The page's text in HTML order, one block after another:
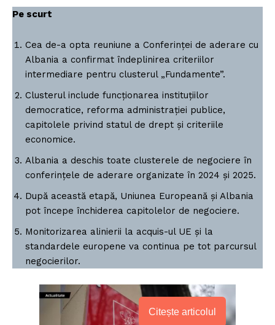
Pe scurt
Cea de-a opta reuniune a Conferinței de aderare cu
Albania a confirmat îndeplinirea criteriilor
intermediare pentru clusterul „Fundamente”.
Clusterul include funcționarea instituțiilor
democratice, reforma administrației publice,
capitolele privind statul de drept și criteriile
economice.
Albania a deschis toate clusterele de negociere în
conferințele de aderare organizate în 2024 și 2025.
După această etapă, Uniunea Europeană și Albania
pot începe închiderea capitolelor de negociere.
Monitorizarea alinierii la acquis-ul UE și la
standardele europene va continua pe tot parcursul
negocierilor.
Citește articolul